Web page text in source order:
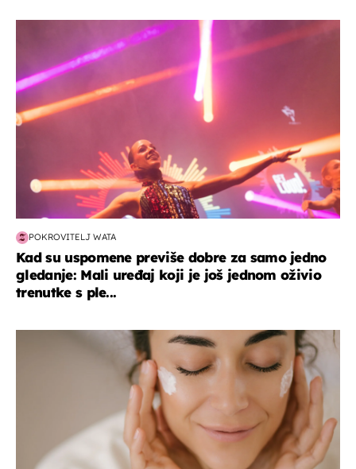
POKROVITELJ WATA
Kad su uspomene previše dobre za samo jedno
gledanje: Mali uređaj koji je još jednom oživio
trenutke s ple...
moda & ljepota